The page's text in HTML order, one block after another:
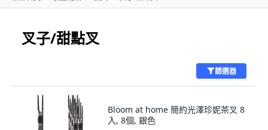
叉子/甜點叉
篩選器
Bloom at home 簡約光澤珍妮茶叉 8
入, 8個, 銀色